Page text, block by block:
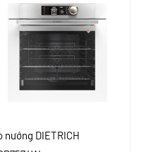
nướng DIETRICH